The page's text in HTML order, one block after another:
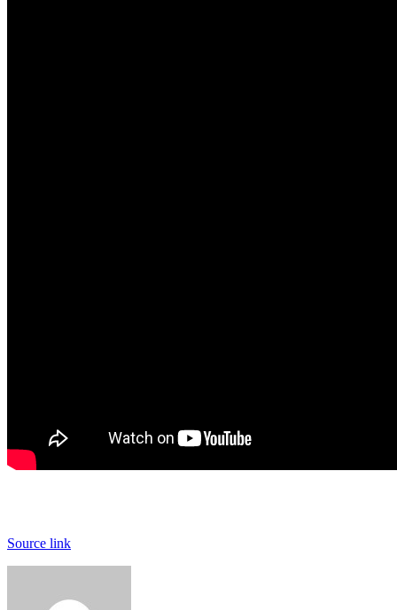
Source link